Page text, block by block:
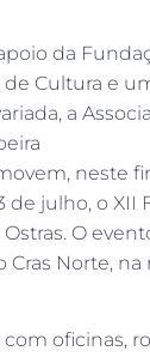
da
de Cultura e
a
neste
de julho, o XII
O
Norte, na
oficinas,